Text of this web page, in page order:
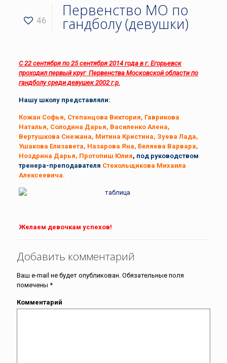
46
Первенство МО по
гандболу (девушки)
С 22 сентября по 25 сентября 2014 года в г. Егорьевск
проходил первый круг Первенства Московской области по
гандболу среди девушек 2002 г.р.
Нашу школу представляли:
Кожан Софья, Степанцова Виктория, Гаврикова
Наталья, Солодина Дарья, Василенко Алена,
Вертушкова Снежана, Митина Кристина, Зуева Лада,
Ушакова Елизавета, Назарова Яна, Беляева Варвара,
Ноздрина Дарья, Протопиш Юлия, под руководством
тренера-преподавателя Стекольщикова Михаила
Алексеевича.
Желаем девочкам успехов!
Добавить комментарий
Ваш e-mail не будет опубликован. Обязательные поля
помечены *
Комментарий